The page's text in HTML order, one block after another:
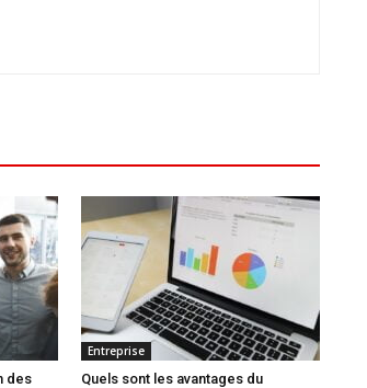
des
Entreprise
Quels sont les avantages du